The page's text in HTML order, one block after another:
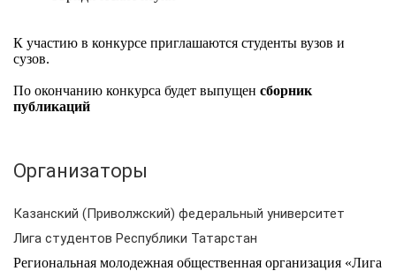
К участию в конкурсе приглашаются студенты вузов и
сузов.
По окончанию конкурса будет выпущен сборник
публикаций
Организаторы
Казанский (Приволжский) федеральный университет
Лига студентов Республики Татарстан
Региональная молодежная общественная организация «Лига